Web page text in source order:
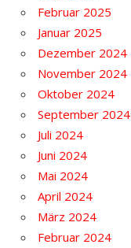
Februar 2025
Januar 2025
Dezember 2024
November 2024
Oktober 2024
September 2024
Juli 2024
Juni 2024
Mai 2024
April 2024
März 2024
Februar 2024